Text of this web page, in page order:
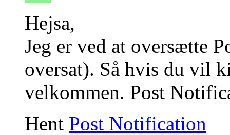
Hejsa,
Jeg er ved at oversætte
oversat). Så hvis du vil
velkommen. Post
Hent Post Notification